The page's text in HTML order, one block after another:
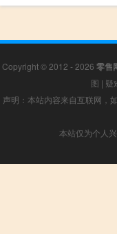
Copyright © 2012 - 2026 零售
图 | 疑
声明：本站内容来自互联网，
本站仅为个人